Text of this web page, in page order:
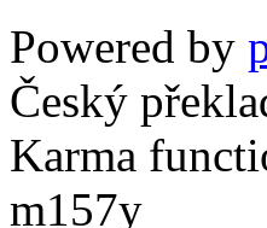
Powered by
Český
Karma
m157y